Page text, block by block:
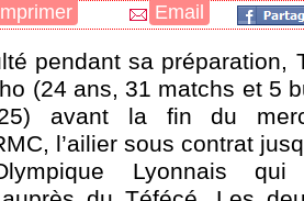
Email
pendant sa préparation,
(24 ans, 31 matchs et 5
avant la fin du
l’ailier sous contrat
Lyonnais